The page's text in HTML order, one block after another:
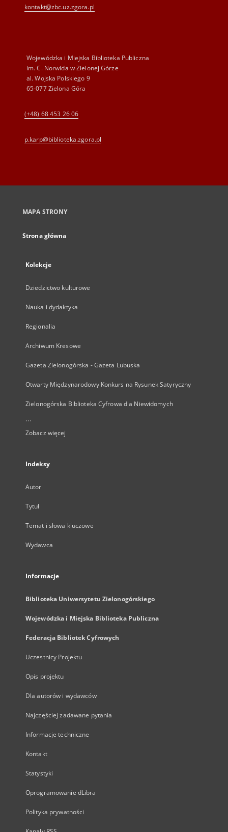
kontakt@zbc.uz.zgora.pl
Wojewódzka i Miejska Biblioteka Publiczna
im. C. Norwida w Zielonej Górze
al. Wojska Polskiego 9
65-077 Zielona Góra
(+48) 68 453 26 06
p.karp@biblioteka.zgora.pl
MAPA STRONY
Strona główna
Kolekcje
Dziedzictwo kulturowe
Nauka i dydaktyka
Regionalia
Archiwum Kresowe
Gazeta Zielonogórska - Gazeta Lubuska
Otwarty Międzynarodowy Konkurs na Rysunek Satyryczny
Zielonogórska Biblioteka Cyfrowa dla Niewidomych
...
Zobacz więcej
Indeksy
Autor
Tytuł
Temat i słowa kluczowe
Wydawca
Informacje
Biblioteka Uniwersytetu Zielonogórskiego
Wojewódzka i Miejska Biblioteka Publiczna
Federacja Bibliotek Cyfrowych
Uczestnicy Projektu
Opis projektu
Dla autorów i wydawców
Najczęściej zadawane pytania
Informacje techniczne
Kontakt
Statystyki
Oprogramowanie dLibra
Polityka prywatności